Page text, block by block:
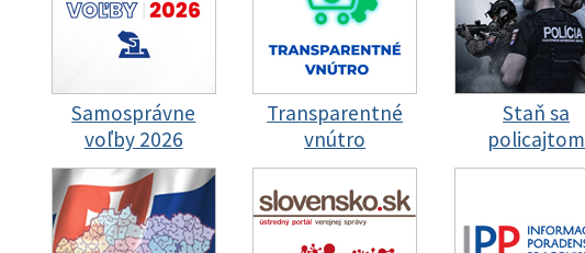
Samosprávne
voľby 2026
Transparentné
vnútro
Staň sa
policajtom